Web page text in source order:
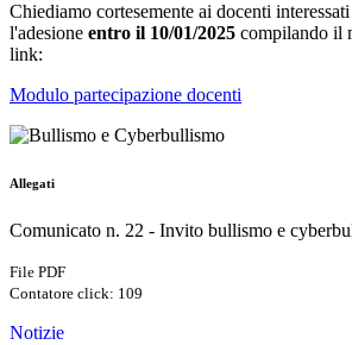
Chiediamo cortesemente ai docenti
l'adesione entro il 10/01/2025 compilando il
link:
Modulo partecipazione docenti
Allegati
Comunicato n. 22 - Invito bullismo e
File PDF
Contatore click: 109
Notizie